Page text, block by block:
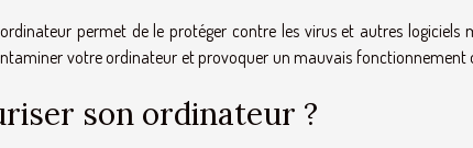
permet de le protéger contre les virus et autres logiciels
votre ordinateur et provoquer un mauvais fonctionnement
son ordinateur ?